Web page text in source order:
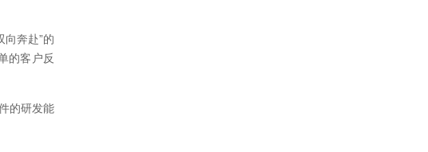
向奔赴”的
的客户反
的研发能